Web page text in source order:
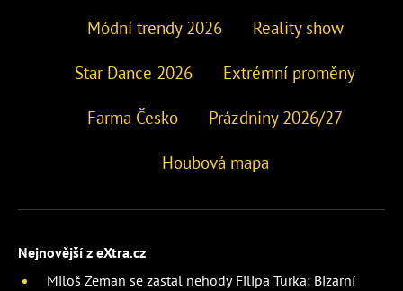
Módní trendy 2026 Reality show
Star Dance 2026 Extrémní proměny
Farma Česko Prázdniny 2026/27
Houbová mapa
Nejnovější z eXtra.cz
Miloš Zeman se zastal nehody Filipa Turka: Bizarní